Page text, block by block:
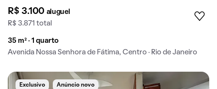
R$ 3.100 aluguel
R$ 3.871 total
35 m² · 1 quarto
Avenida Nossa Senhora de Fátima, Centro · Rio de Janeiro
Exclusivo Anúncio novo